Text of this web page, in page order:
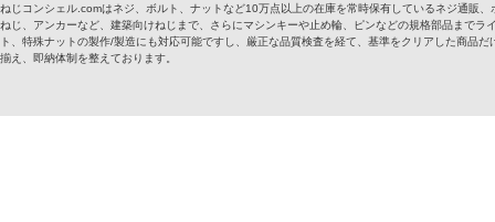
ねじコンシェル.comはネジ、ボルト、ナットなど10万点以上の在庫を常時保有しているネジ通販
ねじ、アンカーなど、建築向けねじまで、さらにマシンキーや止め輪、ピンなどの規格部品まで
ト、特殊ナットの製作/製造にも対応可能ですし、厳正な品質検査を経て、基準をクリアした商品
揃え、即納体制を整えております。